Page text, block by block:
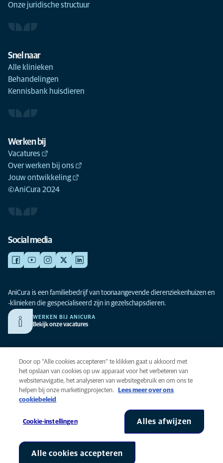
Onze juridische structuur
Snel naar
Alle klinieken
Behandelingen
Kennisbank huisdieren
Werken bij
Vacatures
Over werken bij ons
Jouw ontwikkeling
©AniCura 2024
Social media
AniCura is een familiebedrijf van toonaangevende dierenziekenhuizen en
-klinieken die gespecialiseerd zijn in gezelschapsdieren.
WERKEN BIJ ANICURA
Bekijk onze vacatures
Privacy
Algemene voorwaarden
Cookies
Toegankelijkheid
AniCura is onderdeel van Mars, Inc © 2026
Cookie-instellingen
Door op “Alle cookies accepteren” te klikken gaat u akkoord met
het opslaan van cookies op uw apparaat voor het verbeteren van
websitenavigatie, het analyseren van websitegebruik en om ons te
helpen bij onze marketingprojecten.
Lees meer over ons
cookiebeleid
Cookie-instellingen Alles afwijzen
Alle cookies accepteren